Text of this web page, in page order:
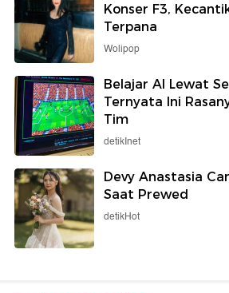
Konser F3,
Terpana
Wolipop
Belajar AI Lewat
Ternyata Ini
Tim
detikInet
Devy Anastasia
Saat Prewed
detikHot